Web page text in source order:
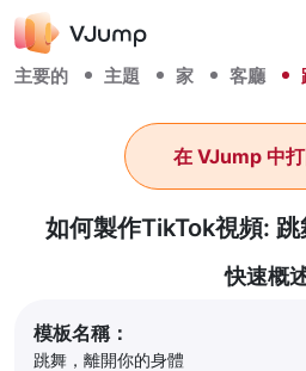
主要的 主題 家 客廳
如何製作TikTok視頻:
在 VJump 中
快速概
模板名稱：
跳舞，離開你的身體